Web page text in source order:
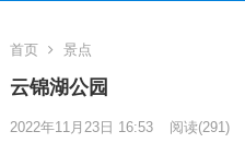
首页 景点
云锦湖公园
2022年11月23日 16:53 阅读(291)